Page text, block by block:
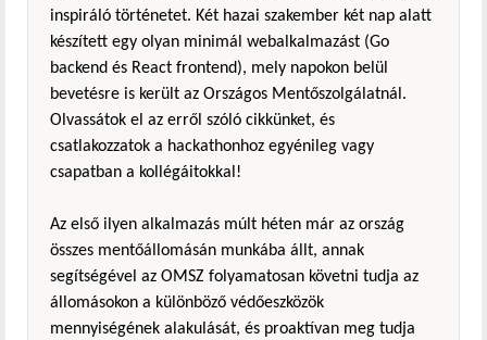
inspiráló történetet. Két hazai szakember két nap alatt
készített egy olyan minimál webalkalmazást (Go
backend és React frontend), mely napokon belül
bevetésre is került az Országos Mentőszolgálatnál.
Olvassátok el az erről szóló cikkünket, és
csatlakozzatok a hackathonhoz egyénileg vagy
csapatban a kollégáitokkal!
Az első ilyen alkalmazás múlt héten már az ország
összes mentőállomásán munkába állt, annak
segítségével az OMSZ folyamatosan követni tudja az
állomásokon a különböző védőeszközök
mennyiségének alakulását, és proaktívan meg tudja